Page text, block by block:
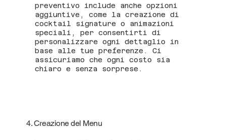
preventivo include anche opzioni
aggiuntive, come la creazione di
cocktail signature o animazioni
speciali, per consentirti di
personalizzare ogni dettaglio in
base alle tue preferenze. Ci
assicuriamo che ogni costo sia
chiaro e senza sorprese.
4. Creazione del Menu